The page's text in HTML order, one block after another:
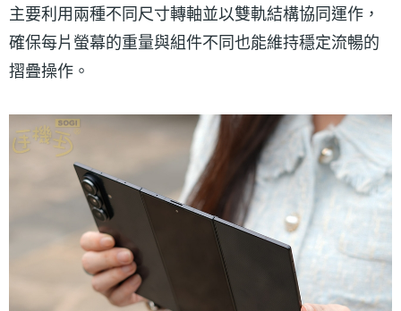
主要利用兩種不同尺寸轉軸並以雙軌結構協同運作，
確保每片螢幕的重量與組件不同也能維持穩定流暢的
摺疊操作。